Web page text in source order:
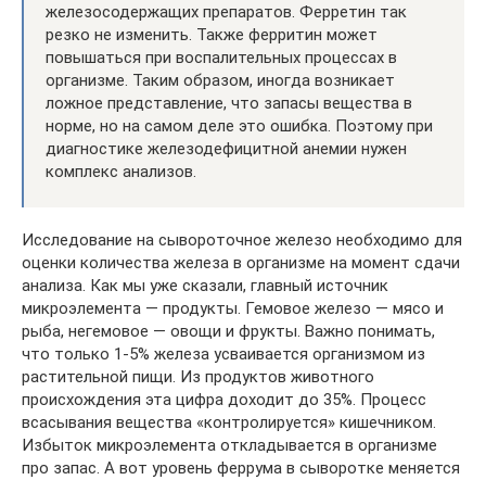
железосодержащих препаратов. Ферретин так
резко не изменить. Также ферритин может
повышаться при воспалительных процессах в
организме. Таким образом, иногда возникает
ложное представление, что запасы вещества в
норме, но на самом деле это ошибка. Поэтому при
диагностике железодефицитной анемии нужен
комплекс анализов.
Исследование на сывороточное железо необходимо для
оценки количества железа в организме на момент сдачи
анализа. Как мы уже сказали, главный источник
микроэлемента — продукты. Гемовое железо — мясо и
рыба, негемовое — овощи и фрукты. Важно понимать,
что только 1-5% железа усваивается организмом из
растительной пищи. Из продуктов животного
происхождения эта цифра доходит до 35%. Процесс
всасывания вещества «контролируется» кишечником.
Избыток микроэлемента откладывается в организме
про запас. А вот уровень феррума в сыворотке меняется